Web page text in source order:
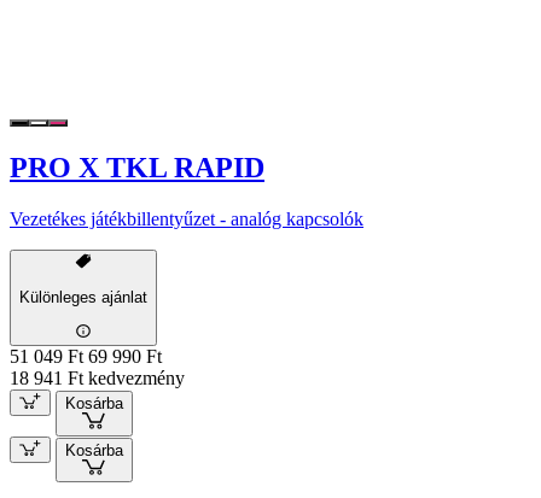
PRO X TKL RAPID
Vezetékes játékbillentyűzet - analóg kapcsolók
Különleges ajánlat
51 049 Ft 69 990 Ft
18 941 Ft kedvezmény
Kosárba
Kosárba